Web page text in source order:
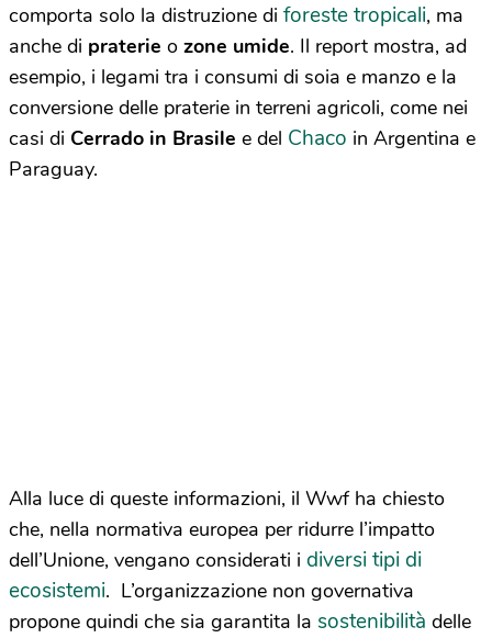
comporta solo la distruzione di foreste tropicali, ma
anche di praterie o zone umide. Il report mostra, ad
esempio, i legami tra i consumi di soia e manzo e la
conversione delle praterie in terreni agricoli, come nei
casi di Cerrado in Brasile e del Chaco in Argentina e
Paraguay.
Alla luce di queste informazioni, il Wwf ha chiesto
che, nella normativa europea per ridurre l’impatto
dell’Unione, vengano considerati i diversi tipi di
ecosistemi. L’organizzazione non governativa
propone quindi che sia garantita la sostenibilità delle